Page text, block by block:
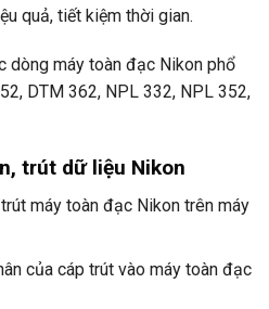
quả, tiết kiệm thời gian.
dòng máy toàn đạc Nikon phổ
DTM 362, NPL 332, NPL 352,
trút dữ liệu Nikon
máy toàn đạc Nikon trên máy
của cáp trút vào máy toàn đạc